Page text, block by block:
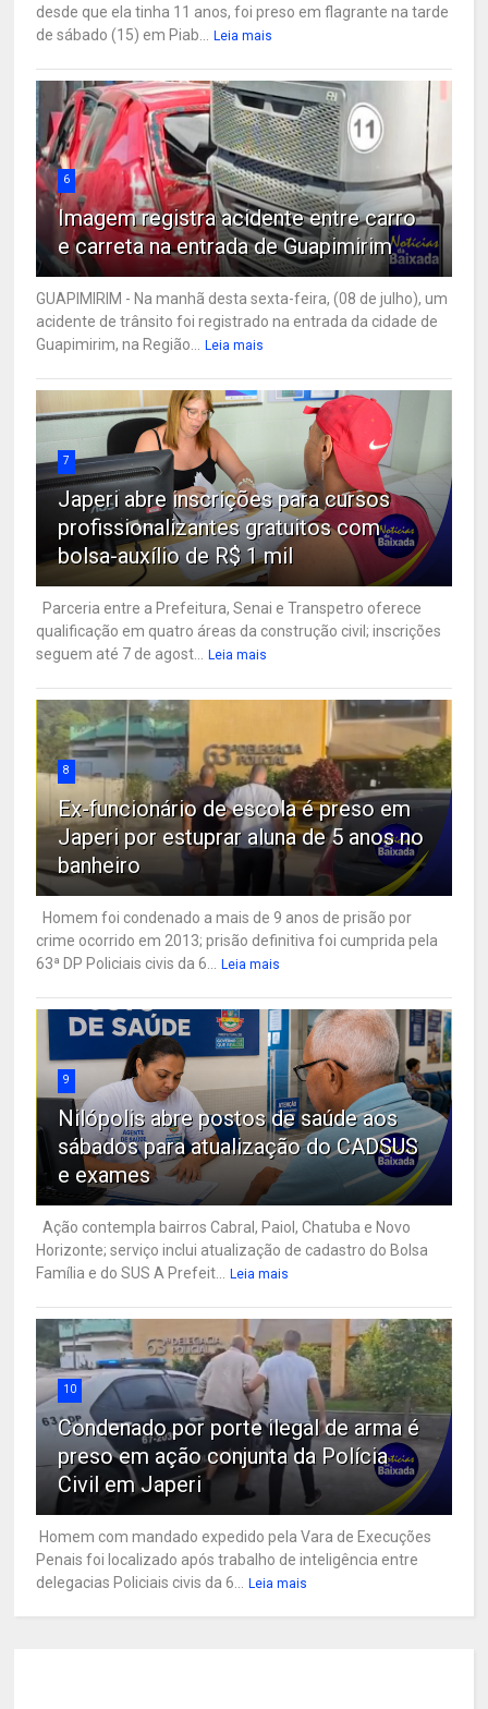
desde que ela tinha 11 anos, foi preso em flagrante na tarde
de sábado (15) em Piab...
Leia mais
6
Imagem registra acidente entre carro
e carreta na entrada de Guapimirim
GUAPIMIRIM - Na manhã desta sexta-feira, (08 de julho), um
acidente de trânsito foi registrado na entrada da cidade de
Guapimirim, na Região...
Leia mais
7
Japeri abre inscrições para cursos
profissionalizantes gratuitos com
bolsa-auxílio de R$ 1 mil
Parceria entre a Prefeitura, Senai e Transpetro oferece
qualificação em quatro áreas da construção civil; inscrições
seguem até 7 de agost...
Leia mais
8
Ex-funcionário de escola é preso em
Japeri por estuprar aluna de 5 anos no
banheiro
Homem foi condenado a mais de 9 anos de prisão por
crime ocorrido em 2013; prisão definitiva foi cumprida pela
63ª DP Policiais civis da 6...
Leia mais
9
Nilópolis abre postos de saúde aos
sábados para atualização do CADSUS
e exames
Ação contempla bairros Cabral, Paiol, Chatuba e Novo
Horizonte; serviço inclui atualização de cadastro do Bolsa
Família e do SUS A Prefeit...
Leia mais
10
Condenado por porte ilegal de arma é
preso em ação conjunta da Polícia
Civil em Japeri
Homem com mandado expedido pela Vara de Execuções
Penais foi localizado após trabalho de inteligência entre
delegacias Policiais civis da 6...
Leia mais